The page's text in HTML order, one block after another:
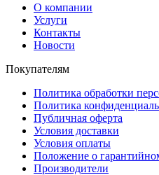
О компании
Услуги
Контакты
Новости
Покупателям
Политика обработки
Политика
Публичная оферта
Условия доставки
Условия оплаты
Положение о
Производители